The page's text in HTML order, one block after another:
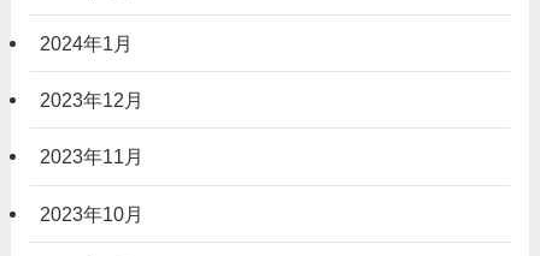
2024年1月
2023年12月
2023年11月
2023年10月